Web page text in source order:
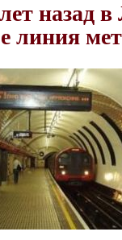
назад
линия